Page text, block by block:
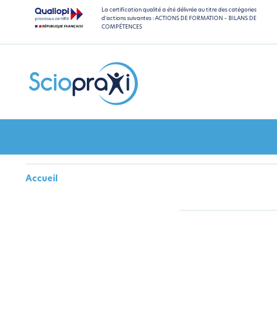
La certification qualité a été délivrée au titre des catégories
d'actions suivantes : ACTIONS DE FORMATION – BILANS DE
COMPÉTENCES
Accueil